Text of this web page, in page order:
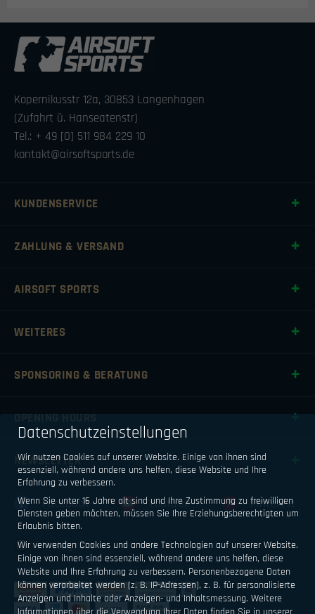
Kopernikusstr 12a, 30853 Langenhagen
(Zufahrt ü. Hanseatenstr)
Tel.: + 49 [0] 511 984 229 10
kontakt@airsoftsports.de
KUNDENSERVICE
ZAHLUNG & VERSAND
AIRSOFT SPORTS
WEITERES
SPONSORING & BERATUNG
OPENING HOURS
NEWSLETTER
Facebook Youtube Pinterest
Instagram
Datenschutzeinstellungen
Wir nutzen Cookies auf unserer Website. Einige von ihnen sind
essenziell, während andere uns helfen, diese Website und Ihre
Erfahrung zu verbessern.
Wenn Sie unter 16 Jahre alt sind und Ihre Zustimmung zu freiwilligen
Diensten geben möchten, müssen Sie Ihre Erziehungsberechtigten um
Erlaubnis bitten.
Wir verwenden Cookies und andere Technologien auf unserer Website.
Einige von ihnen sind essenziell, während andere uns helfen, diese
Website und Ihre Erfahrung zu verbessern. Personenbezogene Daten
können verarbeitet werden (z. B. IP-Adressen), z. B. für personalisierte
Anzeigen und Inhalte oder Anzeigen- und Inhaltsmessung. Weitere